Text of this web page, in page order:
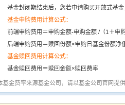
基金封闭期结束后，您若申请购买开放式基
基金申购费用计算公式：
前端申购费用＝申购金额-申购金额 /（1＋申购
后端申购费用＝赎回份额×申购日基金份额
基金赎回费用计算公式：
基金赎回费用＝赎回金额×赎回费率
基金费率来源基金公司，请以基金公司官网提供